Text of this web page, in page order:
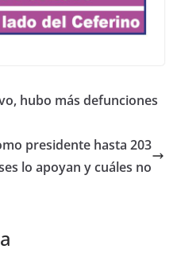
hubo más defunciones
presidente hasta 203
lo apoyan y cuáles no